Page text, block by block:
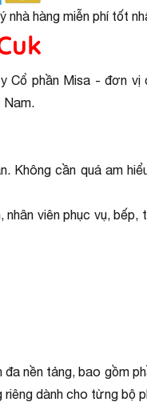
nhà hàng miễn phí tốt
phần Misa - đơn
Nam.
Không cần quá am
viên phục vụ,
nền tảng, bao gồm
dành cho từng bộ